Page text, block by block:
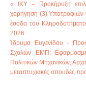
« ΙΚΥ – Προκήρυξη
χορήγηση (3) Υποτροφιών
έσοδα του
2026
Ίδρυμα Ευγενίδου -
Σχολών ΕΜΠ:
Πολιτικών Μηχανικών,
μεταπτυχιακές σπουδές